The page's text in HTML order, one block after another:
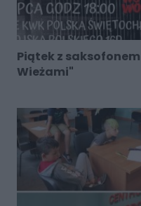
Piątek z
Wieżami"